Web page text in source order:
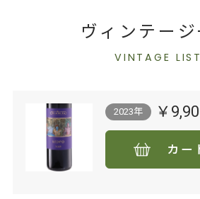
ヴィンテー
VINTAGE LIST
2023年 ￥
カー